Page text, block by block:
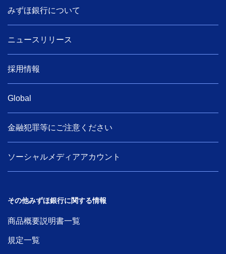
みずほ銀行について
ニュースリリース
採用情報
Global
金融犯罪等にご注意ください
ソーシャルメディアアカウント
その他みずほ銀行に関する情報
商品概要説明書一覧
規定一覧